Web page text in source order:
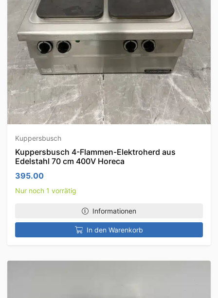
Kuppersbusch
Kuppersbusch 4-Flammen-Elektroherd aus
Edelstahl 70 cm 400V Horeca
395.00
Nur noch 1 vorrätig
Informationen
In den Warenkorb